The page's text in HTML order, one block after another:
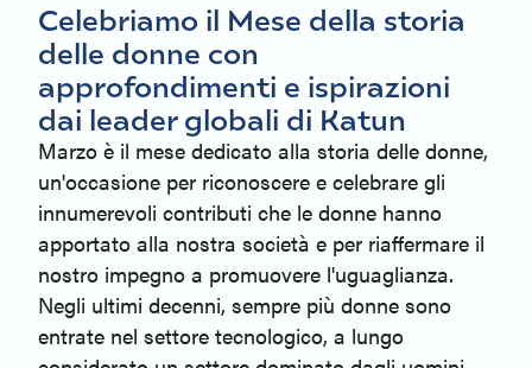
Celebriamo il Mese della storia
delle donne con
approfondimenti e ispirazioni
dai leader globali di Katun
Marzo è il mese dedicato alla storia delle donne,
un'occasione per riconoscere e celebrare gli
innumerevoli contributi che le donne hanno
apportato alla nostra società e per riaffermare il
nostro impegno a promuovere l'uguaglianza.
Negli ultimi decenni, sempre più donne sono
entrate nel settore tecnologico, a lungo